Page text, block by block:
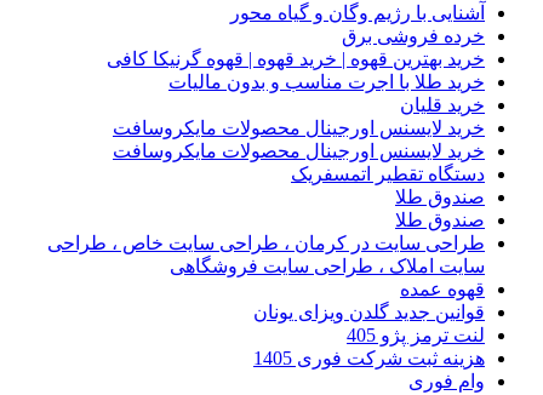
آشنایی با رژیم وگان و گیاه محور
خرده فروشی برق
خرید بهترین قهوه | خرید قهوه | قهوه گرنیکا کافی
خرید طلا با اجرت مناسب و بدون مالیات
خرید قلیان
خرید لایسنس اورجینال محصولات مایکروسافت
خرید لایسنس اورجینال محصولات مایکروسافت
دستگاه تقطیر اتمسفریک
صندوق طلا
صندوق طلا
طراحی سایت در کرمان ، طراحی سایت خاص ، طراحی
سایت املاک ، طراحی سایت فروشگاهی
قهوه عمده
قوانین جدید گلدن ویزای یونان
لنت ترمز پژو 405
هزینه ثبت شرکت فوری 1405
وام فوری